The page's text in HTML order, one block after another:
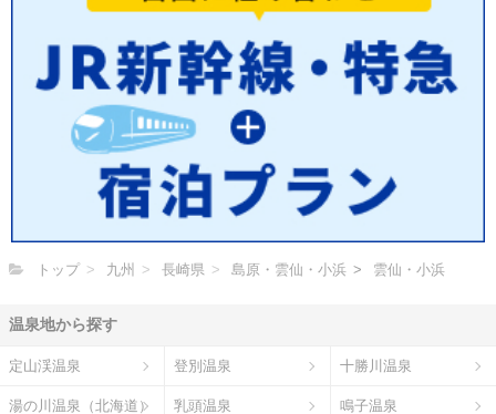
トップ 九州 長崎県 島原・雲仙・小浜 雲仙・小浜
温泉地から探す
定山渓温泉 登別温泉 十勝川温泉
湯の川温泉（北海道） 乳頭温泉 鳴子温泉